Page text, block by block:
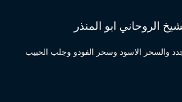
الروحاني ابو المنذر
والسحر الاسود وسحر الفودو وجلب الحبيب